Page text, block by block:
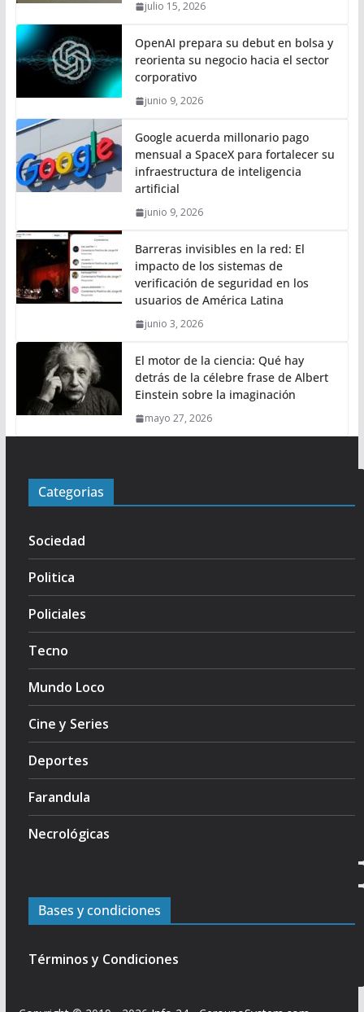
julio 15, 2026
OpenAI prepara su debut en bolsa y
reorienta su negocio hacia el sector
corporativo
junio 9, 2026
Google acuerda millonario pago
mensual a SpaceX para fortalecer su
infraestructura de inteligencia
artificial
junio 9, 2026
Barreras invisibles en la red: El
impacto de los sistemas de
verificación de seguridad en los
usuarios de América Latina
junio 3, 2026
El motor de la ciencia: Qué hay
detrás de la célebre frase de Albert
Einstein sobre la imaginación
mayo 27, 2026
Categorias
Sociedad
Politica
Policiales
Tecno
Mundo Loco
Cine y Series
Deportes
Farandula
Necrológicas
Bases y condiciones
Términos y Condiciones